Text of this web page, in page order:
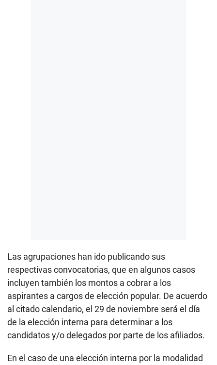
Las agrupaciones han ido publicando sus
respectivas convocatorias, que en algunos casos
incluyen también los montos a cobrar a los
aspirantes a cargos de elección popular. De acuerdo
al citado calendario, el 29 de noviembre será el día
de la elección interna para determinar a los
candidatos y/o delegados por parte de los afiliados.
En el caso de una elección interna por la modalidad